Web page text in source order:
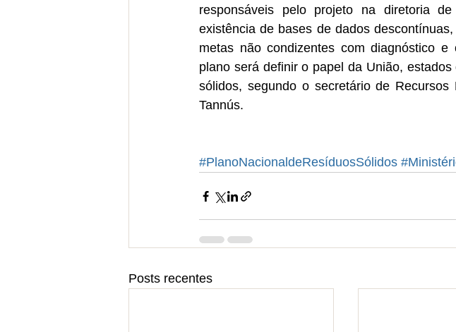
responsáveis pelo projeto na diretoria
existência de bases de dados
metas não condizentes com diagnóstico
plano será definir o papel da União,
sólidos, segundo o secretário de
Tannús.
#PlanoNacionaldeResíduosSólidos
Posts recentes